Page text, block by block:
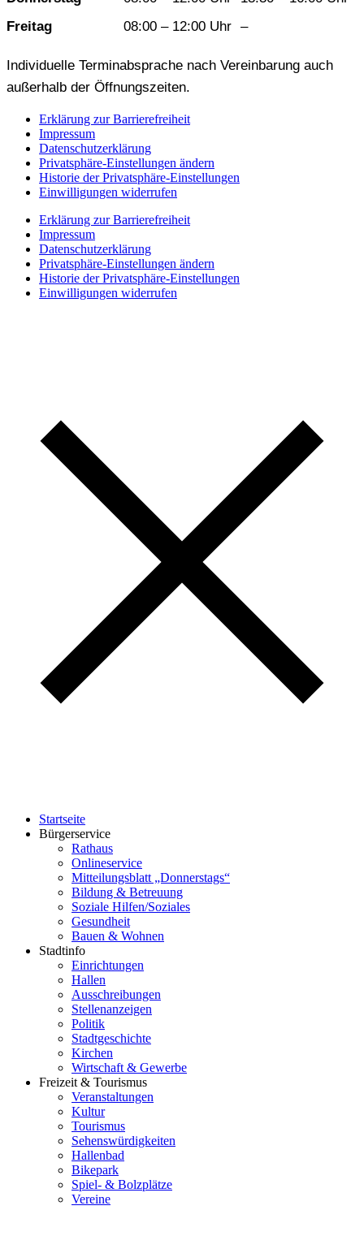
Freitag
08:00 – 12:00 Uhr –
Individuelle Terminabsprache nach Vereinbarung auch
außerhalb der Öffnungszeiten.
Erklärung zur Barrierefreiheit
Impressum
Datenschutzerklärung
Privatsphäre-Einstellungen ändern
Historie der Privatsphäre-Einstellungen
Einwilligungen widerrufen
Erklärung zur Barrierefreiheit
Impressum
Datenschutzerklärung
Privatsphäre-Einstellungen ändern
Historie der Privatsphäre-Einstellungen
Einwilligungen widerrufen
Startseite
Bürgerservice
Rathaus
Onlineservice
Mitteilungsblatt „Donnerstags“
Bildung & Betreuung
Soziale Hilfen/Soziales
Gesundheit
Bauen & Wohnen
Stadtinfo
Einrichtungen
Hallen
Ausschreibungen
Stellenanzeigen
Politik
Stadtgeschichte
Kirchen
Wirtschaft & Gewerbe
Freizeit & Tourismus
Veranstaltungen
Kultur
Tourismus
Sehenswürdigkeiten
Hallenbad
Bikepark
Spiel- & Bolzplätze
Vereine